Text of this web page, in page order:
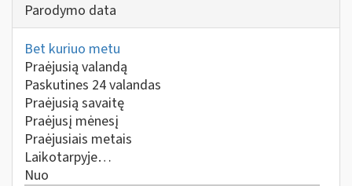
Parodymo data
Bet kuriuo metu
Praėjusią valandą
Paskutines 24 valandas
Praėjusią savaitę
Praėjusį mėnesį
Praėjusiais metais
Laikotarpyje…
Nuo